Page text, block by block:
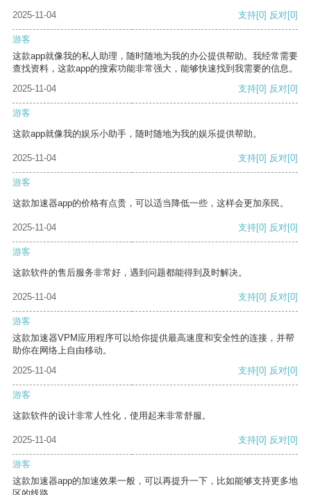
2025-11-04 支持[0] 反对[0]
游客
这款app就像我的私人助理，随时随地为我的办公提供帮助。我经常需要
查找资料，这款app的搜索功能非常强大，能够快速找到我需要的信息。
2025-11-04
支持[0] 反对[0]
游客
这款app就像我的娱乐小助手，随时随地为我的娱乐提供帮助。
2025-11-04 支持[0] 反对[0]
游客
这款加速器app的价格有点贵，可以适当降低一些，这样会更加亲民。
2025-11-04 支持[0] 反对[0]
游客
这款软件的售后服务非常好，遇到问题都能得到及时解决。
2025-11-04 支持[0] 反对[0]
游客
这款加速器VPM应用程序可以给你提供最高速度和安全性的连接，并帮
助你在网络上自由移动。
2025-11-04
支持[0] 反对[0]
游客
这款软件的设计非常人性化，使用起来非常舒服。
2025-11-04 支持[0] 反对[0]
游客
这款加速器app的加速效果一般，可以再提升一下，比如能够支持更多地